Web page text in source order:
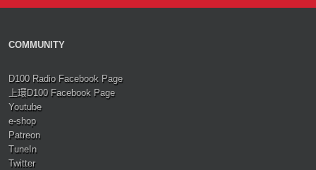
COMMUNITY
D100 Radio Facebook Page
上環D100 Facebook Page
Youtube
e-shop
Patreon
TuneIn
Twitter